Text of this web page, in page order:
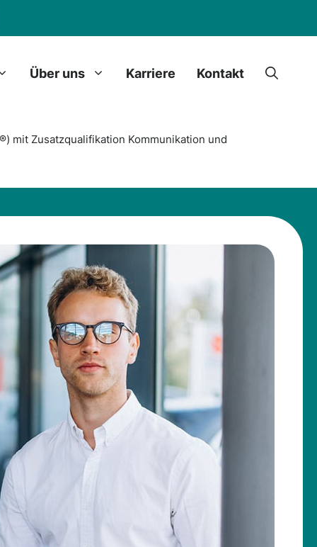
Über uns Karriere Kontakt
mit Zusatzqualifikation Kommunikation und